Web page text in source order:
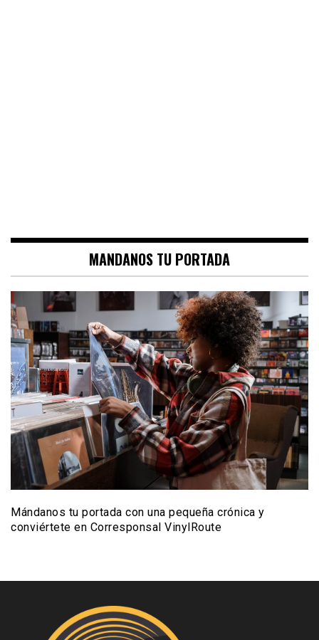
MANDANOS TU PORTADA
Mándanos tu portada con una pequeña crónica y
conviértete en Corresponsal VinylRoute